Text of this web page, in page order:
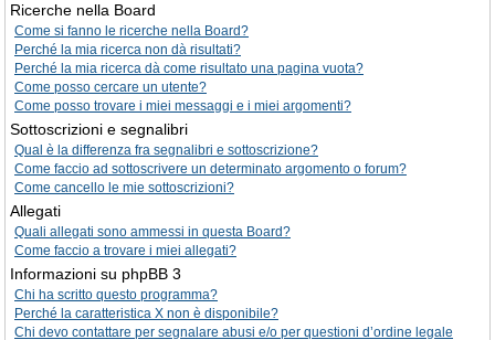
Ricerche nella Board
Come si fanno le ricerche nella Board?
Perché la mia ricerca non dà risultati?
Perché la mia ricerca dà come risultato una pagina vuota?
Come posso cercare un utente?
Come posso trovare i miei messaggi e i miei argomenti?
Sottoscrizioni e segnalibri
Qual è la differenza fra segnalibri e sottoscrizione?
Come faccio ad sottoscrivere un determinato argomento o forum?
Come cancello le mie sottoscrizioni?
Allegati
Quali allegati sono ammessi in questa Board?
Come faccio a trovare i miei allegati?
Informazioni su phpBB 3
Chi ha scritto questo programma?
Perché la caratteristica X non è disponibile?
Chi devo contattare per segnalare abusi e/o per questioni d’ordine legale